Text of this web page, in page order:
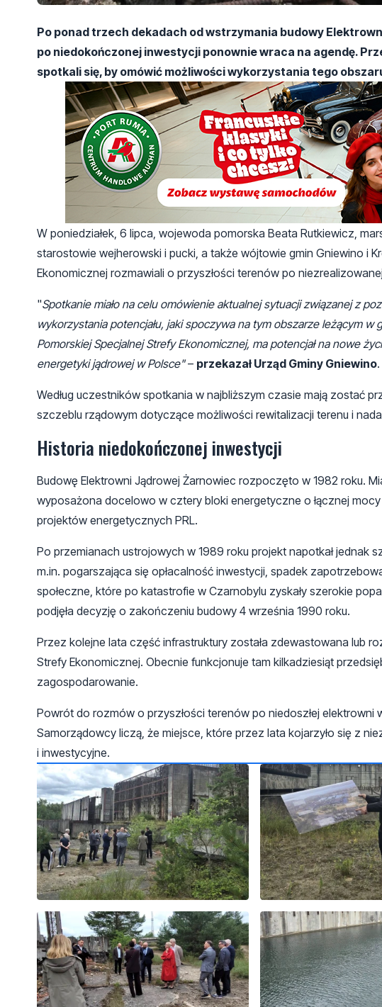
Po ponad trzech dekadach od wstrzymania budowy
po niedokończonej inwestycji ponownie wraca na agendę.
spotkali się, by omówić możliwości wykorzystania tego
W poniedziałek, 6 lipca, wojewoda pomorska Beata Rutkiewicz,
starostowie wejherowski i pucki, a także wójtowie gmin Gniewino i
Ekonomicznej rozmawiali o przyszłości terenów po
"Spotkanie miało na celu omówienie aktualnej sytuacji związanej z
wykorzystania potencjału, jaki spoczywa na tym obszarze leżącym
Pomorskiej Specjalnej Strefy Ekonomicznej, ma potencjał na nowe
energetyki jądrowej w Polsce"– przekazał Urząd Gminy Gniewino.
Według uczestników spotkania w najbliższym czasie mają zostać
szczeblu rządowym dotyczące możliwości rewitalizacji terenu i
Historia niedokończonej inwestycji
Budowę Elektrowni Jądrowej Żarnowiec rozpoczęto w 1982 roku.
wyposażona docelowo w cztery bloki energetyczne o łącznej
projektów energetycznych PRL.
Po przemianach ustrojowych w 1989 roku projekt napotkał jednak
m.in. pogarszająca się opłacalność inwestycji, spadek
społeczne, które po katastrofie w Czarnobylu zyskały szerokie
podjęła decyzję o zakończeniu budowy 4 września 1990 roku.
Przez kolejne lata część infrastruktury została zdewastowana lub
Strefy Ekonomicznej. Obecnie funkcjonuje tam kilkadziesiąt
zagospodarowanie.
Powrót do rozmów o przyszłości terenów po niedoszłej
Samorządowcy liczą, że miejsce, które przez lata kojarzyło się z
i inwestycyjne.